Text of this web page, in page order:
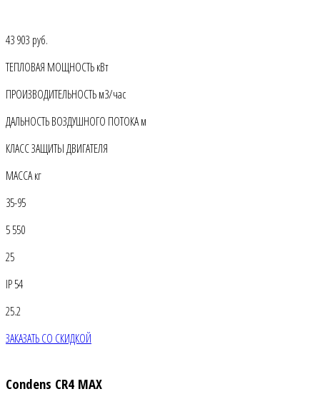
43 903 руб.
ТЕПЛОВАЯ МОЩНОСТЬ кВт
ПРОИЗВОДИТЕЛЬНОСТЬ м3/час
ДАЛЬНОСТЬ ВОЗДУШНОГО ПОТОКА м
КЛАСС ЗАЩИТЫ ДВИГАТЕЛЯ
МАССА кг
35-95
5 550
25
IP 54
25.2
ЗАКАЗАТЬ СО СКИДКОЙ
Condens CR4 MAX